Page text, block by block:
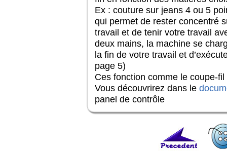
Ex : couture sur jeans 4 ou 5
qui permet de rester concentré
travail et de tenir votre travail
deux mains, la machine se
la fin de votre travail et
page 5)
Ces fonction comme le coupe-
Vous découvrirez dans le
panel de contrôle